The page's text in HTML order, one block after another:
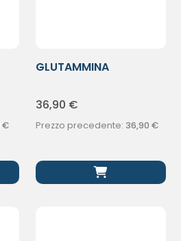
€
GLUTAMMINA
ETICHSPORT
36,90 €
Prezzo precedente: 36,90 €